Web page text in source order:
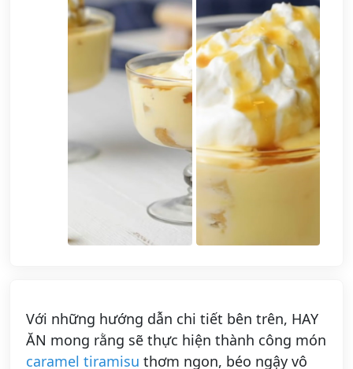
Với những hướng dẫn chi tiết bên trên, HAY
ĂN mong rằng sẽ thực hiện thành công món
caramel tiramisu thơm ngon, béo ngậy vô